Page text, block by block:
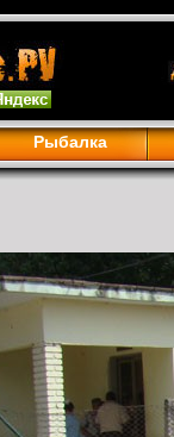
Рыбалка